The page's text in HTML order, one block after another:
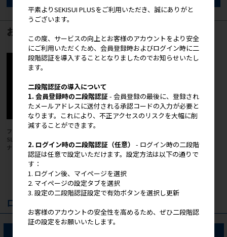
おすすめ商品
フロア畳専用枠材“MIGUSA
SLOPE”［ミグサスロープ］ コー
ナー
SLOPE”［ミグサスロープ］ スト
レート
ログイン
平素よりSEKISUI PLUSをご利用いただき、誠にありがと
うございます。
この度、サービスの向上とお客様のアカウントをより安全
にご利用いただくため、会員登録時およびログイン時に二
段階認証を導入することとなりましたのでお知らせいたし
ます。
二段階認証の導入について
1. 会員登録時の二段階認証- 会員登録の最後に、登録され
たメールアドレスに送付される承認コードの入力が必要と
なります。これにより、不正アクセスのリスクを大幅に削
減することができます。
2. ログイン時の二段階認証（任意） - ログイン時の二段階
認証は任意で設定いただけます。設定方法は以下の通りで
す：
1. ログイン後、マイページを選択
2. マイページの設定タブを選択
3. 設定の二段階認証設定で有効ボタンを選択し更新
お客様のアカウントの安全性を高めるため、ぜひ二段階認
証の設定をお願いいたします。